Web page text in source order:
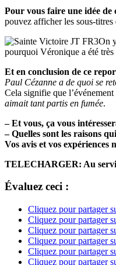
Pour vous faire une idée de
pouvez afficher les sous-
On
pourquoi Véronique a été
Et en conclusion de ce
Paul Cézanne a de quoi se
Cela signifie que
aimait tant partis en fumée.
– Et vous, ça vous
– Quelles sont les raisons
Vos avis et vos expériences
TELECHARGER: Au
Évaluez ceci :
Cliquez pour partager
Cliquez pour partager
Cliquez pour partager
Cliquez pour partager
Cliquez pour partager
Cliquez pour partager